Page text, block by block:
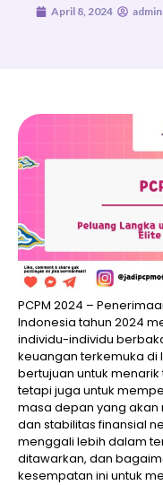
April 8, 2024
PCPM 2024 –
Indonesia tahun 2024
individu-individu
keuangan terkemuka di
bertujuan untuk
tetapi juga untuk
masa depan yang
dan stabilitas finansial
menggali lebih dalam
ditawarkan, dan
kesempatan ini untuk